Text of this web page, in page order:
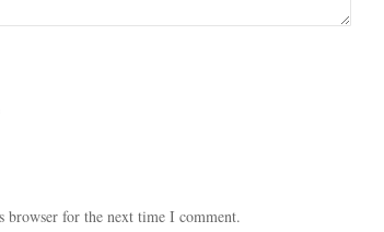
browser for the next time I comment.